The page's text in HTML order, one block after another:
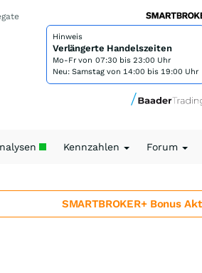
Hinweis
Verlängerte Handelszeiten
Mo-Fr von 07:30 bis 23:00 Uhr
Neu: Samstag von 14:00 bis 19:00 Uhr
Kennzahlen Forum
SMARTBROKER+ Bonus